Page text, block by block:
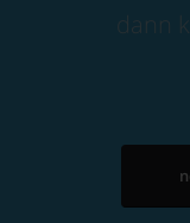
dann